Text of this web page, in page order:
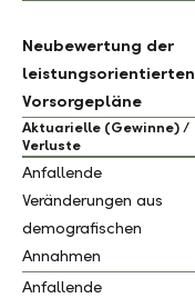
Neubewertung der
leistungsorientierten
Vorsorgepläne
Aktuarielle (Gewinne) /
Verluste
Anfallende
Veränderungen aus
demografischen
Annahmen
Anfallende
Neubewertung der
leistungsorientierten
Vorsorgepläne
Aktuarielle (Gewinne) /
Verluste
Anfallende
Veränderungen aus
demografischen
Annahmen
Anfallende